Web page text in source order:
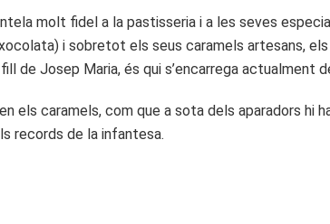
molt fidel a la pastisseria i a les seves
i sobretot els seus caramels artesans,
de Josep Maria, és qui s’encarrega actualment
els caramels, com que a sota dels aparadors hi
records de la infantesa.